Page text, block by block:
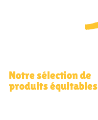
Notre sélection de
produits équitables